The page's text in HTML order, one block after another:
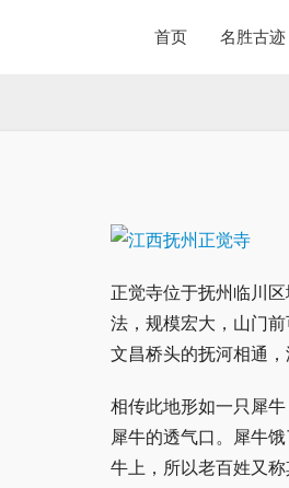
首页 名胜古迹
正觉寺位于抚州临川
法，规模宏大，山门
文昌桥头的抚河相通，
相传此地形如一只犀
犀牛的透气口。犀牛
牛上，所以老百姓又称